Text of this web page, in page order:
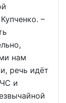
–
нам
речь идёт
и